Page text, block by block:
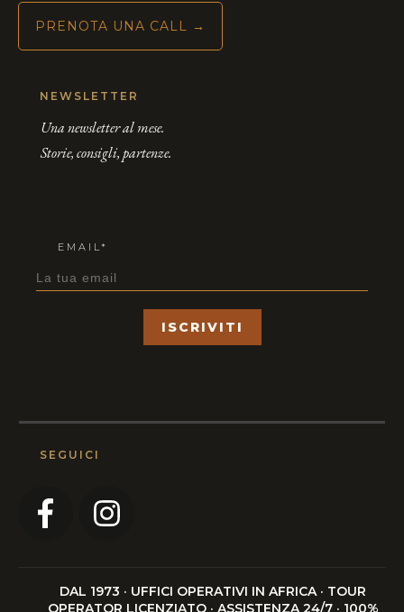
PRENOTA UNA CALL →
NEWSLETTER
Una newsletter al mese.
Storie, consigli, partenze.
EMAIL*
ISCRIVITI
SEGUICI
DAL 1973 · UFFICI OPERATIVI IN AFRICA · TOUR
OPERATOR LICENZIATO · ASSISTENZA 24/7 · 100%